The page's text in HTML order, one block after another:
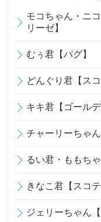
モコちゃん・ニ
リーゼ】
むぅ君【パグ】
どんぐり君【ス
キキ君【ゴール
チャーリーちゃ
るい君・ももち
きなこ君【スコ
ジェリーちゃん